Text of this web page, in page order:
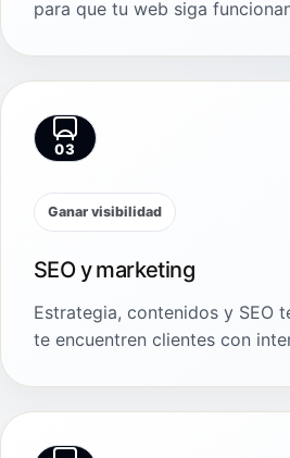
para que tu web siga
03
Ganar visibilidad
SEO y marketing
Estrategia, contenidos y SEO
te encuentren clientes con